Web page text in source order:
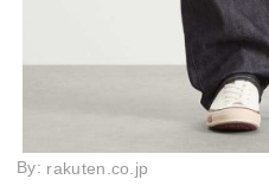
By: rakuten.co.jp